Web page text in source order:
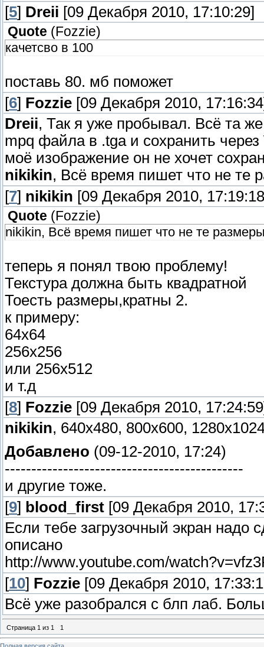
[5] Dreii [09 Декабря 2010, 17:10:29]
Quote ( Fozzie)
качетсво в 100
поставь 80. мб поможет
[6] Fozzie [09 Декабря 2010,
Dreii, Так я уже пробывал. Всё та
mpq файла в .tga и сохранить
моё изображение он не хочет
nikikin, Всё время пишет что не те
[7] nikikin [09 Декабря 2010,
Quote ( Fozzie)
nikikin, Всё время пишет что не те
теперь я понял твою проблему!
Текстура должна быть квадратной
Тоесть размеры,кратны 2.
к примеру:
64х64
256х256
или 256х512
и т.д
[8] Fozzie [09 Декабря 2010,
nikikin, 640х480, 800х600,
Добавлено (09-12-2010, 17:24)
---------------------------------------------
и другие тоже.
[9] blood_first [09 Декабря 2010,
Если тебе загрузочный экран надо
описано
http://www.youtube.com/
[10] Fozzie [09 Декабря 2010,
Всё уже разобрался с блп лаб.
Страница 1 из 1 1
Полная версия сайта